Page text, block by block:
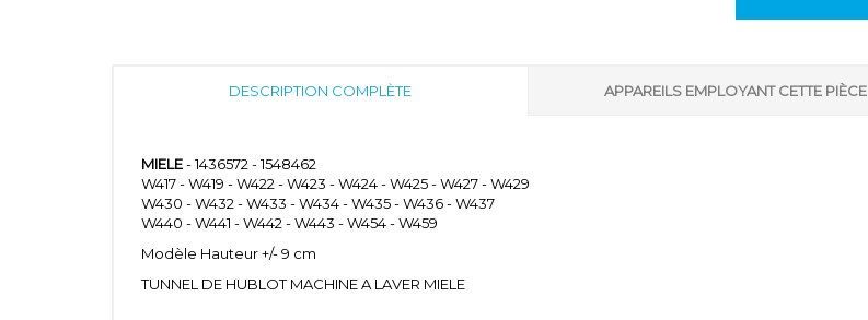
DESCRIPTION COMPLÈTE APPAREILS EMPLOYANT CETTE PIÈCE
MIELE- 1436572 - 1548462
W417 - W419 - W422 - W423 - W424 - W425 - W427 - W429
W430 - W432 - W433 - W434 - W435 - W436 - W437
W440 - W441 - W442 - W443 - W454 - W459
Modèle Hauteur +/- 9 cm
TUNNEL DE HUBLOT MACHINE A LAVER MIELE